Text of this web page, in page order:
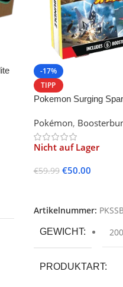
-17%
TIPP
Pokemon Surging
Pokémon,
Nicht auf Lager
€59.99 €50.00
Artikelnummer:
GEWICHT
PRODUKTART